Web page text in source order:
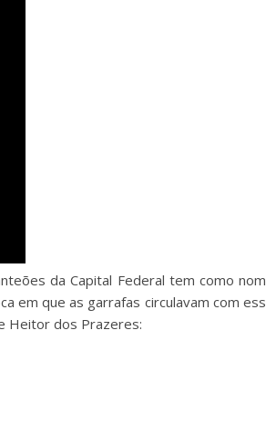
da Capital Federal tem como
em que as garrafas circulavam com
Heitor dos Prazeres: